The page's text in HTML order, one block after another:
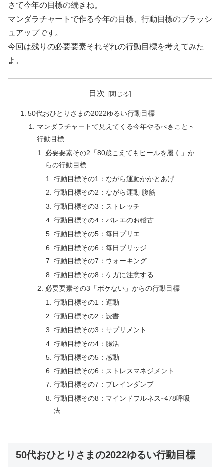
さて今年の目標の続きね。
マンダラチャートで作る今年の目標、行動目標のブラッシ
ュアップです。
今回は残りの必要要素それぞれの行動目標を考えてみた
よ。
目次
50代おひとりさまの2022ゆるい行動目標
マンダラチャートで見えてくる今年やるべきこと～
行動目標
必要要素その2「80歳こえてもヒールを履く」か
らの行動目標
行動目標その1：ながら運動かかとあげ
行動目標その2：ながら運動 腹筋
行動目標その3：ストレッチ
行動目標その4：バレエのお稽古
行動目標その5：毎日プリエ
行動目標その6：毎日ブリッジ
行動目標その7：ウォーキング
行動目標その8：ケガに注意する
必要要素その3「ボケない」からの行動目標
行動目標その1：運動
行動目標その2：読書
行動目標その3：サプリメント
行動目標その4：腸活
行動目標その5：感動
行動目標その6：ストレスマネジメント
行動目標その7：ブレインダンプ
行動目標その8：マインドフルネス~478呼吸
法
50代おひとりさまの2022ゆるい行動目標